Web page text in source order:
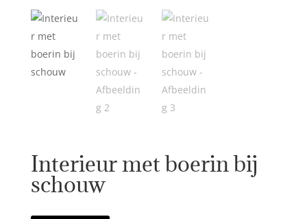
Interieur met boerin bij
schouw